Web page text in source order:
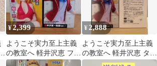
¥2,399
ようこそ実力至上主義
の教室へ 軽井沢恵 フィ
ギュア 2種セット
¥ 2,888
ようこそ実力至上主義
の教室へ 軽井沢恵 タイ
クレ+通常ver.